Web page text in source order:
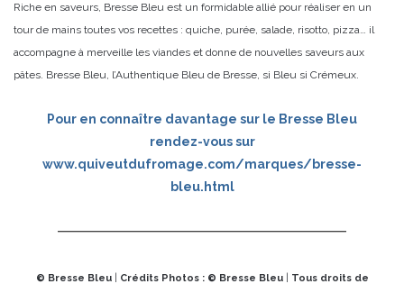
Riche en saveurs, Bresse Bleu est un formidable allié pour réaliser en un
tour de mains toutes vos recettes : quiche, purée, salade, risotto, pizza… il
accompagne à merveille les viandes et donne de nouvelles saveurs aux
pâtes. Bresse Bleu, l’Authentique Bleu de Bresse, si Bleu si Crémeux.
Pour en connaître davantage sur le Bresse Bleu
rendez-vous sur
www.quiveutdufromage.com/marques/bresse-
bleu.html
© Bresse Bleu| Crédits Photos : © Bresse Bleu|
Tous droits de